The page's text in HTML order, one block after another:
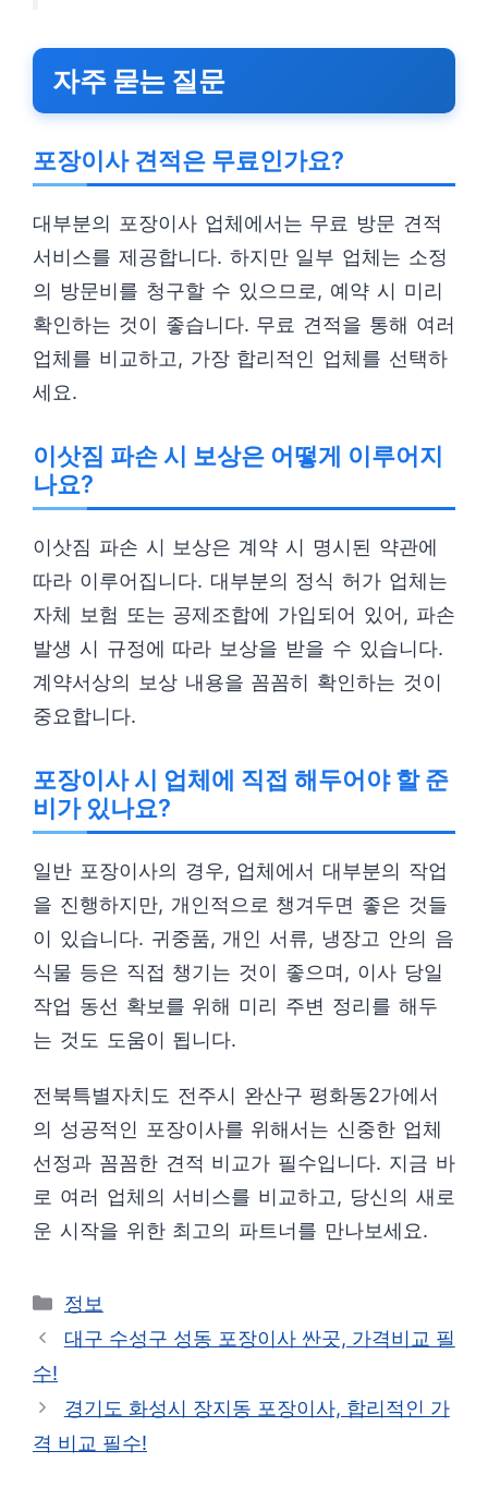
자주 묻는 질문
포장이사 견적은 무료인가요?
대부분의 포장이사 업체에서는 무료 방문 견적
서비스를 제공합니다. 하지만 일부 업체는 소정
의 방문비를 청구할 수 있으므로, 예약 시 미리
확인하는 것이 좋습니다. 무료 견적을 통해 여러
업체를 비교하고, 가장 합리적인 업체를 선택하
세요.
이삿짐 파손 시 보상은 어떻게 이루어지
나요?
이삿짐 파손 시 보상은 계약 시 명시된 약관에
따라 이루어집니다. 대부분의 정식 허가 업체는
자체 보험 또는 공제조합에 가입되어 있어, 파손
발생 시 규정에 따라 보상을 받을 수 있습니다.
계약서상의 보상 내용을 꼼꼼히 확인하는 것이
중요합니다.
포장이사 시 업체에 직접 해두어야 할 준
비가 있나요?
일반 포장이사의 경우, 업체에서 대부분의 작업
을 진행하지만, 개인적으로 챙겨두면 좋은 것들
이 있습니다. 귀중품, 개인 서류, 냉장고 안의 음
식물 등은 직접 챙기는 것이 좋으며, 이사 당일
작업 동선 확보를 위해 미리 주변 정리를 해두
는 것도 도움이 됩니다.
전북특별자치도 전주시 완산구 평화동2가에서
의 성공적인 포장이사를 위해서는 신중한 업체
선정과 꼼꼼한 견적 비교가 필수입니다. 지금 바
로 여러 업체의 서비스를 비교하고, 당신의 새로
운 시작을 위한 최고의 파트너를 만나보세요.
카
테
정보
대구 수성구 성동 포장이사 싼곳, 가격비교 필
수!
경기도 화성시 장지동 포장이사, 합리적인 가
격 비교 필수!